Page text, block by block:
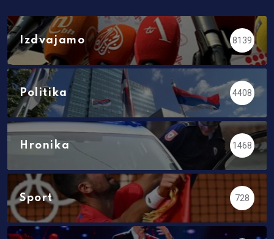
Izdvajamo 8139
Politika 4408
Hronika 1468
Sport 728